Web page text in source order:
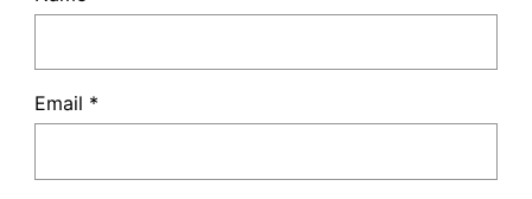
Email *